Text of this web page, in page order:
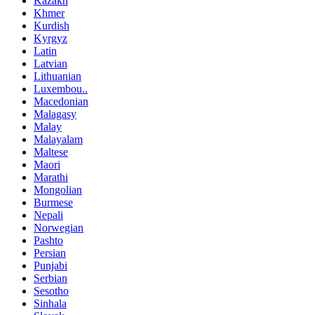
Khmer
Kurdish
Kyrgyz
Latin
Latvian
Lithuanian
Luxembou..
Macedonian
Malagasy
Malay
Malayalam
Maltese
Maori
Marathi
Mongolian
Burmese
Nepali
Norwegian
Pashto
Persian
Punjabi
Serbian
Sesotho
Sinhala